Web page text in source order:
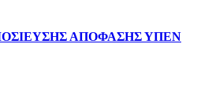
ΑΠΟΦΑΣΗΣ ΥΠΕΝ